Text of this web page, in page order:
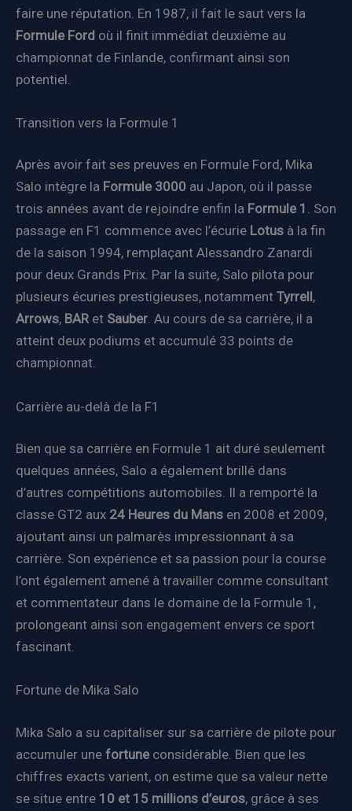
faire une réputation. En 1987, il fait le saut vers la
Formule Ford où il finit immédiat deuxième au
championnat de Finlande, confirmant ainsi son
potentiel.
Transition vers la Formule 1
Après avoir fait ses preuves en Formule Ford, Mika
Salo intègre la Formule 3000 au Japon, où il passe
trois années avant de rejoindre enfin la Formule 1 . Son
passage en F1 commence avec l’écurie Lotus à la fin
de la saison 1994, remplaçant Alessandro Zanardi
pour deux Grands Prix. Par la suite, Salo pilota pour
plusieurs écuries prestigieuses, notamment Tyrrell,
Arrows, BAR et Sauber. Au cours de sa carrière, il a
atteint deux podiums et accumulé 33 points de
championnat.
Carrière au-delà de la F1
Bien que sa carrière en Formule 1 ait duré seulement
quelques années, Salo a également brillé dans
d’autres compétitions automobiles. Il a remporté la
classe GT2 aux 24 Heures du Mans en 2008 et 2009,
ajoutant ainsi un palmarès impressionnant à sa
carrière. Son expérience et sa passion pour la course
l’ont également amené à travailler comme consultant
et commentateur dans le domaine de la Formule 1,
prolongeant ainsi son engagement envers ce sport
fascinant.
Fortune de Mika Salo
Mika Salo a su capitaliser sur sa carrière de pilote pour
accumuler une fortuneconsidérable. Bien que les
chiffres exacts varient, on estime que sa valeur nette
se situe entre 10 et 15 millions d’euros, grâce à ses